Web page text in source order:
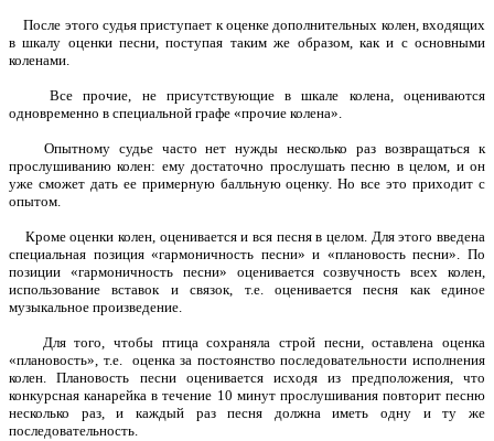
После этого судья приступает к оценке дополнительных колен, входящих
в шкалу оценки песни, поступая таким же образом, как и с основными
коленами.
Все прочие, не присутствующие в шкале колена, оцениваются
одновременно в специальной графе «прочие колена».
Опытному судье часто нет нужды несколько раз возвращаться к
прослушиванию колен: ему достаточно прослушать песню в целом, и он
уже сможет дать ее примерную балльную оценку. Но все это приходит с
опытом.
Кроме оценки колен, оценивается и вся песня в целом. Для этого введена
специальная позиция «гармоничность песни» и «плановость песни». По
позиции «гармоничность песни» оценивается созвучность всех колен,
использование вставок и связок, т.е. оценивается песня как единое
музыкальное произведение.
Для того, чтобы птица сохраняла строй песни, оставлена оценка
«плановость», т.е. оценка за постоянство последовательности исполнения
колен. Плановость песни оценивается исходя из предположения, что
конкурсная канарейка в течение 10 минут прослушивания повторит песню
несколько раз, и каждый раз песня должна иметь одну и ту же
последовательность.